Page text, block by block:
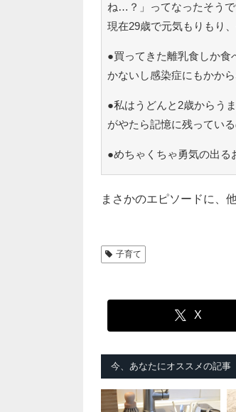
ね…？」ってなったそう
現在29歳で元気もりもり
●買ってきた離乳食しか食
かないし感染症にもかか
●私はうどんと2歳からう
がやたら記憶に残ってい
●めちゃくちゃ勇気の出る
まさかのエピソードに、
子育て
X
今、あなたにオススメの記事